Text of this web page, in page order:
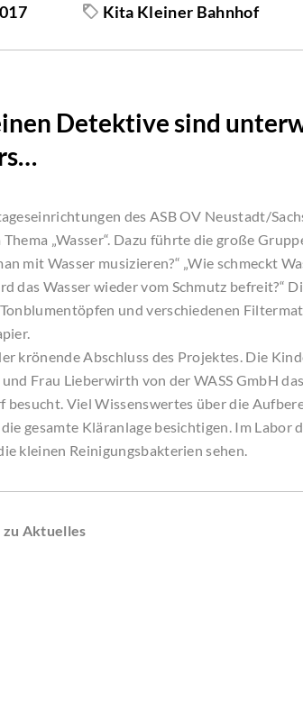
Kita Kleiner Bahnhof
Detektive sind
des ASB OV Neustadt/
„Wasser“. Dazu führte die große
mit Wasser musizieren?“ „Wie schmeckt
das Wasser wieder vom Schmutz befreit?“
und verschiedenen
krönende Abschluss des Projektes. Die
Frau Lieberwirth von der WASS GmbH
besucht. Viel Wissenswertes über die
gesamte Kläranlage besichtigen. Im Labor
kleinen Reinigungsbakterien sehen.
Aktuelles